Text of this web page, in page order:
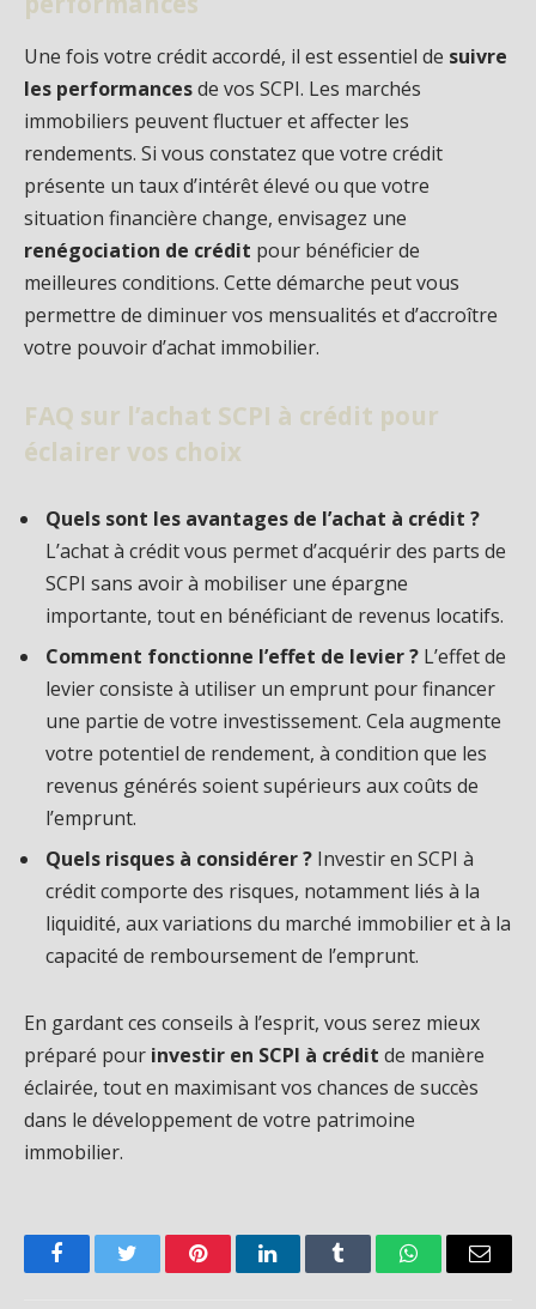
Une fois votre crédit accordé, il est essentiel de suivre
les performancesde vos SCPI. Les marchés
immobiliers peuvent fluctuer et affecter les
rendements. Si vous constatez que votre crédit
présente un taux d’intérêt élevé ou que votre
situation financière change, envisagez une
renégociation de crédit pour bénéficier de
meilleures conditions. Cette démarche peut vous
permettre de diminuer vos mensualités et d’accroître
votre pouvoir d’achat immobilier.
FAQ sur l’achat SCPI à crédit pour
éclairer vos choix
Quels sont les avantages de l’achat à crédit ?
L’achat à crédit vous permet d’acquérir des parts de
SCPI sans avoir à mobiliser une épargne
importante, tout en bénéficiant de revenus locatifs.
Comment fonctionne l’effet de levier ? L’effet de
levier consiste à utiliser un emprunt pour financer
une partie de votre investissement. Cela augmente
votre potentiel de rendement, à condition que les
revenus générés soient supérieurs aux coûts de
l’emprunt.
Quels risques à considérer ? Investir en SCPI à
crédit comporte des risques, notamment liés à la
liquidité, aux variations du marché immobilier et à la
capacité de remboursement de l’emprunt.
En gardant ces conseils à l’esprit, vous serez mieux
préparé pour investir en SCPI à crédit de manière
éclairée, tout en maximisant vos chances de succès
dans le développement de votre patrimoine
immobilier.
FacebookTwitter PinterestLinkedInTumblr WhatsAppEmail